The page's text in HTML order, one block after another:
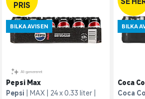
PRIS
BILKA AVISEN
Pepsi Max
Pepsi
MAX
24 x 0.33 liter
BILKA
Coca
Coca